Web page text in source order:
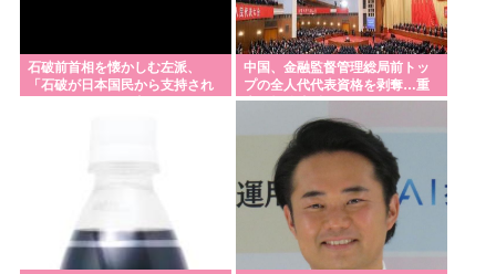
石破前首相を懐かしむ左派、
「石破が日本国民から支持され
中国、金融監督管理総局前トッ
プの全人代代表資格を剥奪…重
大な規律違反で！